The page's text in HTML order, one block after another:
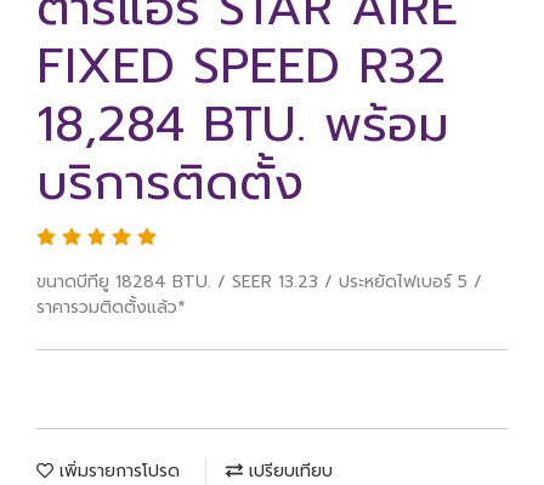
FIXED SPEED R32
18,284 BTU. พร้อม
บริการติดตั้ง
ขนาดบีทียู 18284 BTU. / SEER 13.23 / ประหยัดไฟเบอร์ 5 /
ราคารวมติดตั้งแล้ว*
เพิ่มรายการโปรด เปรียบเทียบ